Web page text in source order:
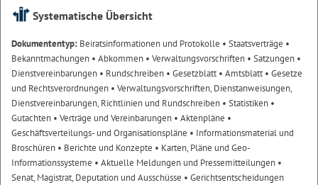
Systematische Übersicht
Dokumententyp: Beiratsinformationen und Protokolle • Staatsverträge •
Bekanntmachungen • Abkommen • Verwaltungsvorschriften • Satzungen •
Dienstvereinbarungen • Rundschreiben • Gesetzblatt• Amtsblatt• Gesetze
und Rechtsverordnungen • Verwaltungsvorschriften, Dienstanweisungen,
Dienstvereinbarungen, Richtlinien und Rundschreiben • Statistiken •
Gutachten • Verträge und Vereinbarungen • Aktenpläne •
Geschäftsverteilungs- und Organisationspläne • Informationsmaterial und
Broschüren • Berichte und Konzepte • Karten, Pläne und Geo-
Informationssysteme • Aktuelle Meldungen und Pressemitteilungen •
Senat, Magistrat, Deputation und Ausschüsse • Gerichtsentscheidungen